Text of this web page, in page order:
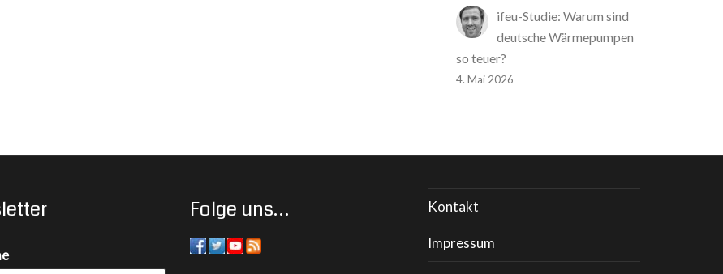
ifeu-Studie: Warum sind
deutsche Wärmepumpen
so teuer?
4. Mai 2026
Folge uns… Kontakt
Impressum